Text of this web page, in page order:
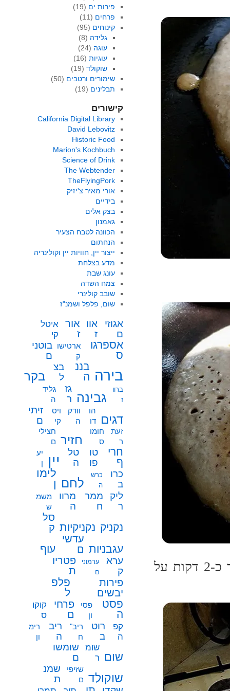
כשהחלק העליון של הבצק נראה יבש מחכים עוד כ-2 דקות על
פירות ים (19)
פרחים (11)
קינוחים (95)
גלידה (8)
עוגה (24)
עוגיות (16)
שוקולד (19)
שימורים ורטבים (50)
תבלינים (19)
קישורים
California Digital Library
David Lebovitz
Historic Food
Marion's Kochbuch
Science of Drink
The Webtender
TheFlyingPork
אורי מאיר צ'יזיק
בידיים
בצק אלים
גאמנון
הכוונה לטבח הצעיר
הנחתום
ייצור יין, חוויות יין וקולינריה
מדע בצלחת
עונג שבת
צמח השדה
שובב קולינרי
שום, פלפל ושמנ"ז
אגוזי
ם
אוו
ז
אור
ז
איטל
קי
אספרגו
ס
ארטישו
ק
בוטני
ם
בירה
בננ
ה
בצ
ל
בקר
ברוו
ז
גבינה
גז
ר
גליד
ה
דגים
הו
דו
וודק
ה
ויס
קי
זיתי
ם
זעת
ר
חומו
ס
חזיר
חצילי
ם
חרי
ף
טו
פו
טל
ה
יין
יע
ן
כרו
ב
כרש
ה
לחם
לימו
ן
ליק
ר
ממר
ח
מרוו
ה
משמ
ש
נקניק נקניקיות
סל
ק
עגבניות
עדשי
ם
עוף
ערא
ק
ערמוני
ם
פטריו
ת
פירות
יבשים
פלפ
ל
פסט
ה
פסי
ון
פרחי
ם
קוקו
ס
קפ
ה
רוט
ב
ריב"
ח
ריב
ה
רימ
ון
שום
שומ
ר
שומשו
ם
שוקולד
שזיפי
ם
שמנ
ת